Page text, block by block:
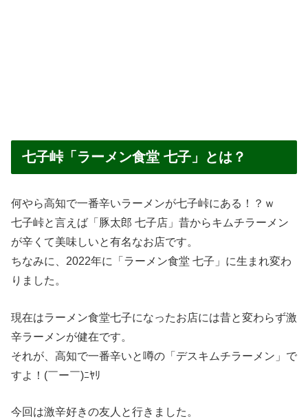
七子峠「ラーメン食堂 七子」とは？
何やら高知で一番辛いラーメンが七子峠にある！？ｗ
七子峠と言えば「豚太郎 七子店」昔からキムチラーメン
が辛くて美味しいと有名なお店です。
ちなみに、2022年に「ラーメン食堂 七子」に生まれ変わ
りました。
現在はラーメン食堂七子になったお店には昔と変わらず激
辛ラーメンが健在です。
それが、高知で一番辛いと噂の「デスキムチラーメン」で
すよ！(￣ー￣)ﾆﾔﾘ
今回は激辛好きの友人と行きました。